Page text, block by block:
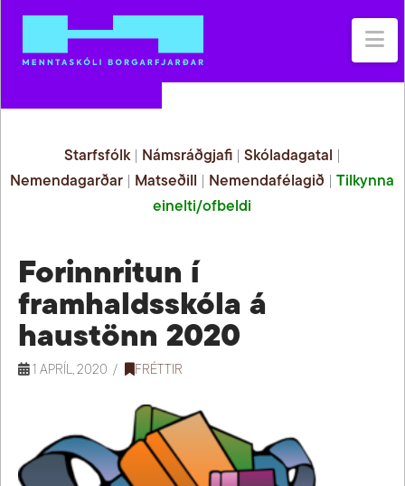
Starfsfólk| Námsráðgjafi| Skóladagatal
Nemendagarðar
Matseðill Nemendafélagið |Tilkynna
einelti/ofbeldi
Forinnritun í
framhaldsskóla á
haustönn 2020
1 APRÍL, 2020 FRÉTTIR